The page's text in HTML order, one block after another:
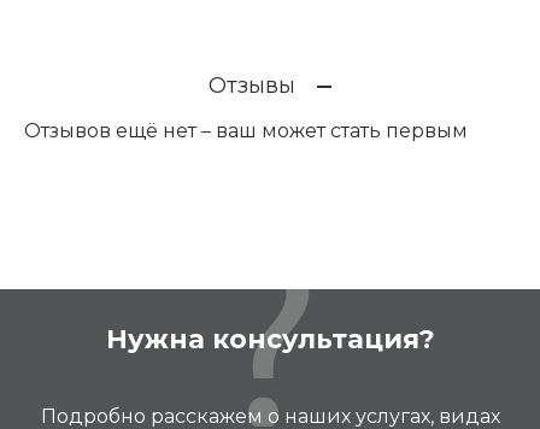
Отзывы
Отзывов ещё нет – ваш может стать первым
Нужна консультация?
Подробно расскажем о наших услугах, видах